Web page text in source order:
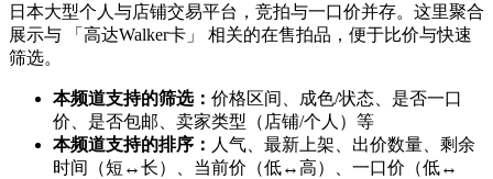
日本大型个人与店铺交易平台，竞拍与一口价并存。这里聚合
展示与 「高达Walker卡」 相关的在售拍品，便于比价与快速
筛选。
本频道支持的筛选： 价格区间、成色/状态、是否一口
价、是否包邮、卖家类型（店铺/个人）等
本频道支持的排序： 人气、最新上架、出价数量、剩余
时间（短↔长）、当前价（低↔高）、一口价（低↔